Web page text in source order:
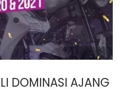
DOMINASI AJANG